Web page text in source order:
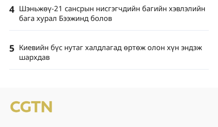
4 Шэньжөү-21 сансрын нисгэгчдийн багийн хэвлэлийн
бага хурал Бээжинд болов
5 Киевийн бүс нутаг халдлагад өртөж олон хүн эндэж
шархдав